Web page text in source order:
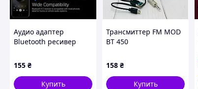
Аудио адаптер
Bluetooth ресивер
модулятор) 5.0, AUX
3.5мм беспроводной
передатчик
155 ₴
Купить
Трансмиттер FM MOD
BT 450
158 ₴
Купить